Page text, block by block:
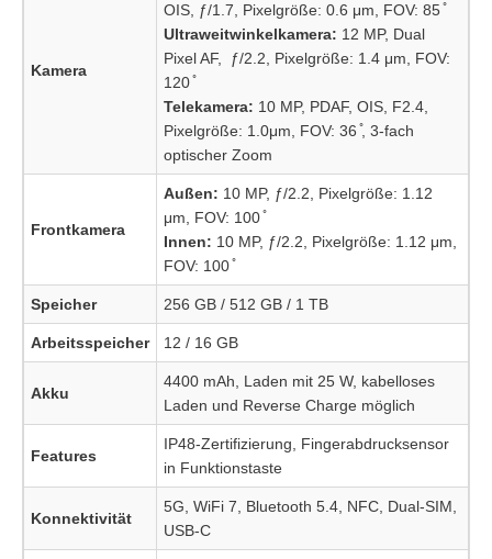
Kamera
OIS, ƒ/1.7, Pixelgröße: 0.6 μm, FOV: 85 ̊
Ultraweitwinkelkamera: 12 MP, Dual
Pixel AF, ƒ/2.2, Pixelgröße: 1.4 μm, FOV:
120 ̊
Telekamera: 10 MP, PDAF, OIS, F2.4,
Pixelgröße: 1.0μm, FOV: 36 ̊, 3-fach
optischer Zoom
Frontkamera
Außen: 10 MP, ƒ/2.2, Pixelgröße: 1.12
μm, FOV: 100 ̊
Innen: 10 MP, ƒ/2.2, Pixelgröße: 1.12 μm,
FOV: 100 ̊
Speicher 256 GB / 512 GB / 1 TB
Arbeitsspeicher 12 / 16 GB
Akku
4400 mAh, Laden mit 25 W, kabelloses
Laden und Reverse Charge möglich
Features
IP48-Zertifizierung, Fingerabdrucksensor
in Funktionstaste
Konnektivität
5G, WiFi 7, Bluetooth 5.4, NFC, Dual-SIM,
USB-C